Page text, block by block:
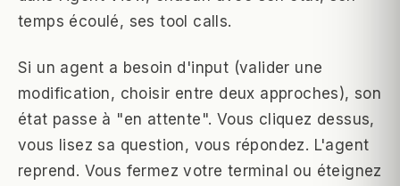
temps écoulé, ses tool calls.
Si un agent a besoin d'input (valider une
modification, choisir entre deux approches), son
état passe à "en attente". Vous cliquez dessus,
vous lisez sa question, vous répondez. L'agent
reprend. Vous fermez votre terminal ou éteignez